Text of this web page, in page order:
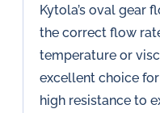
Kytola’s oval gear
the correct flow
temperature or
excellent choice
high resistance to